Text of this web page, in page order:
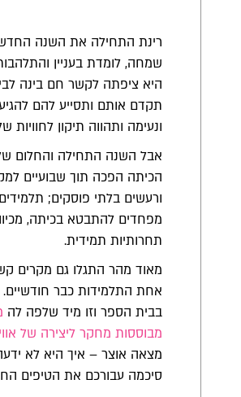
רינת התחילה את השנה
שמחה, לומדת בעניין
היא ציפתה לקשר חם בינה
תקדם אותם ותסייע להם
ונעימה ותהווה תיקון
אבל השנה התחילה והחלום של
הכיתה הפכה תוך שבועיים
ורעשים בלתי פוסקים;
מפחדים להתבטא בכיתה,
תחרותיות תמידית.
מאוד מהר התגלו גם מקרים
אחת התלמידות כבר
בבית הספר וזו מיד שלפה לה
מבוססות מחקר ליצירה של
מצאה אוצר – איך היא לא
סיכמה עבורכם את הטיפים